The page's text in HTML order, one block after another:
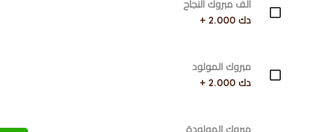
الف مبروك النجاح
دك 2.000 +
مبروك المولود
دك 2.000 +
مبروك المولودة